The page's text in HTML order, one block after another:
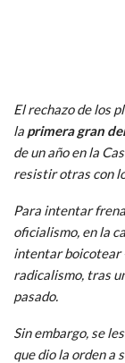
El rechazo de los
la primera gran
de un año en la
resistir otras con
Para intentar
oficialismo, en la
intentar boicotear
radicalismo, tras
pasado.
Sin embargo, se
que dio la orden a